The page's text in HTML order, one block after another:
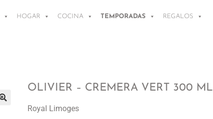
HOGAR COCINA TEMPORADAS REGALOS
OLIVIER – CREMERA VERT 300 ML
Royal Limoges